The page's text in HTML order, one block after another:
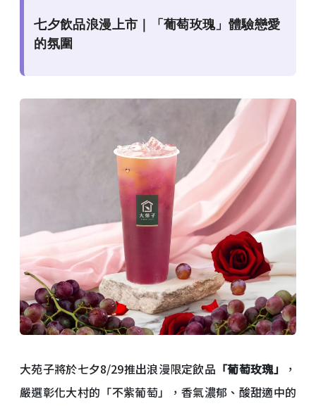
七夕飲品浪漫上市｜「葡萄玫瑰」體驗戀愛
的氛圍
大苑子將於七夕8/29推出浪漫限定飲品 「葡萄玫瑰」
，
嚴選彰化大村的「不紫葡萄」，香氣濃郁、酸甜適中的